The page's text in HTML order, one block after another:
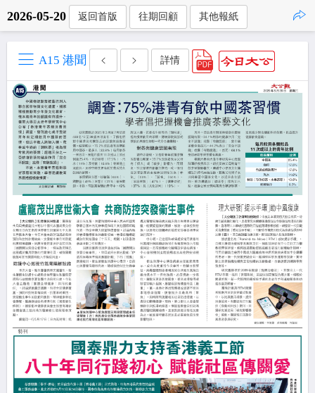
2026-05-20 返回首版 往期回顧 其他報紙
A15 港聞 詳情